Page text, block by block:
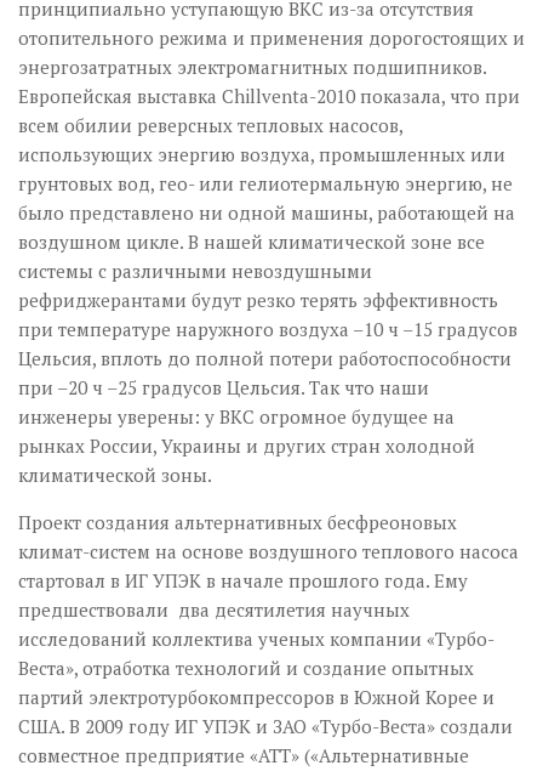
принципиально уступающую ВКС из-за отсутствия
отопительного режима и применения дорогостоящих и
энергозатратных электромагнитных подшипников.
Европейская выставка Chillventa-2010 показала, что при
всем обилии реверсных тепловых насосов,
использующих энергию воздуха, промышленных или
грунтовых вод, гео- или гелиотермальную энергию, не
было представлено ни одной машины, работающей на
воздушном цикле. В нашей климатической зоне все
системы с различными невоздушными
рефриджерантами будут резко терять эффективность
при температуре наружного воздуха –10 ч –15 градусов
Цельсия, вплоть до полной потери работоспособности
при –20 ч –25 градусов Цельсия. Так что наши
инженеры уверены: у ВКС огромное будущее на
рынках России, Украины и других стран холодной
климатической зоны.
Проект создания альтернативных бесфреоновых
климат-систем на основе воздушного теплового насоса
стартовал в ИГ УПЭК в начале прошлого года. Ему
предшествовали два десятилетия научных
исследований коллектива ученых компании «Турбо-
Веста», отработка технологий и создание опытных
партий электротурбокомпрессоров в Южной Корее и
США. В 2009 году ИГ УПЭК и ЗАО «Турбо-Веста» создали
совместное предприятие «АТТ» («Альтернативные